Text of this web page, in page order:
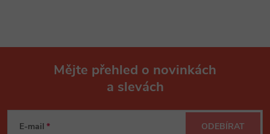
Mějte přehled o novinkách
a slevách
E-mail ODEBÍRAT